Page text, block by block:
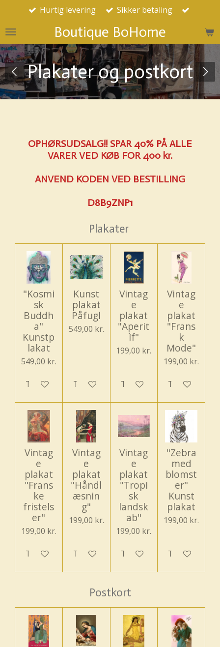
Spring
hovedindhold Boutique BoHome
Hurtig levering Sikker betaling
Plakater og postkort
OPHØRSUDSALG!! SPAR 40% PÅ ALLE
VARER VED KØB FOR 400 kr.
ANVEND KODEN VED BESTILLING
D8B9ZNP1
Plakater
"Kosmi
sk
Buddh
a"
Kunstp
lakat
549,00 kr.
Tilføj til kurv
Kunst
plakat
Påfugl
549,00 kr.
Tilføj til kurv
Vintag
e
plakat
"Aperit
ìf"
199,00 kr.
Tilføj til kurv
Vintag
e
plakat
"Frans
k
Mode"
199,00 kr.
Tilføj til kurv
Vintag
e
plakat
"Frans
ke
fristels
er"
199,00 kr.
Tilføj til kurv
Vintag
e
plakat
"Håndl
æsnin
g"
199,00 kr.
Tilføj til kurv
Vintag
e
plakat
"Tropi
sk
landsk
ab"
199,00 kr.
Tilføj til kurv
"Zebra
med
blomst
er"
Kunst
plakat
199,00 kr.
Tilføj til kurv
Postkort